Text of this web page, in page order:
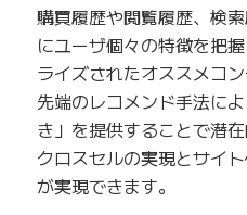
購買履歴や閲覧履歴、検
にユーザ個々の特徴を把
ライズされたオススメコ
先端のレコメンド手法に
き」を提供することで潜
クロスセルの実現とサイ
が実現できます。